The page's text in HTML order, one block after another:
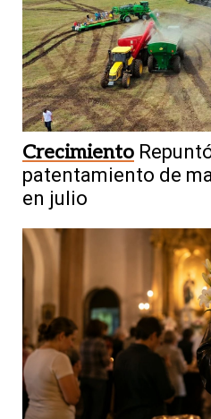
Crecimiento
patentamiento de
en julio